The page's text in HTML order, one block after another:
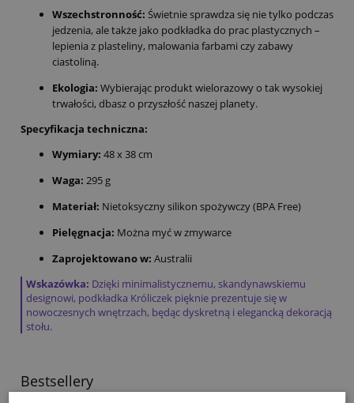
Wszechstronność: Świetnie sprawdza się nie tylko podczas
jedzenia, ale także jako podkładka do prac plastycznych –
lepienia z plasteliny, malowania farbami czy zabawy
ciastoliną.
Ekologia: Wybierając produkt wielorazowy o tak wysokiej
trwałości, dbasz o przyszłość naszej planety.
Specyfikacja techniczna:
Wymiary: 48 x 38 cm
Waga: 295 g
Materiał: Nietoksyczny silikon spożywczy (BPA Free)
Pielęgnacja: Można myć w zmywarce
Zaprojektowano w: Australii
Wskazówka: Dzięki minimalistycznemu, skandynawskiemu
designowi, podkładka Króliczek pięknie prezentuje się w
nowoczesnych wnętrzach, będąc dyskretną i elegancką dekoracją
stołu.
Bestsellery